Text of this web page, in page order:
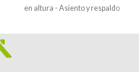
en altura - Asiento y respaldo
naranja (BRAZOS REGULABLES